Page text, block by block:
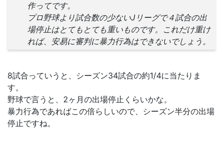
作ってです。
プロ野球より試合数の少ないJリーグで４試合の出
場停止はとてもとても重いものです。これだけ重け
れば、安易に審判に暴力行為はできないでしょう。
8試合っていうと、シーズン34試合の約1/4に当たりま
す。
野球で言うと、2ヶ月の出場停止くらいかな。
暴力行為であればこの倍らしいので、シーズン半分の出場
停止ですね。